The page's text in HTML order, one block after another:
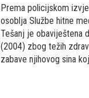
Prema policijskom
osoblja Službe hitne
Tešanj je obaviještena
(2004) zbog težih
zabave njihovog sina